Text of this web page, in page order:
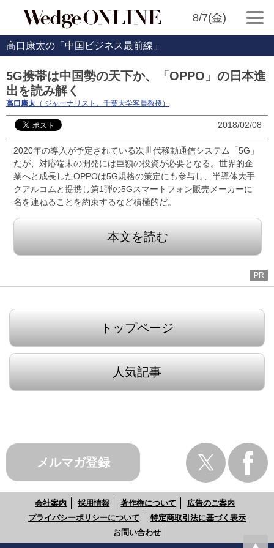
8/7(金)
高口康太の「中国ビジネス最前線」
5G携帯は中国勢の天下か、「OPPO」の日本進
出を読み解く
高口康太 （ ジャーナリスト、千葉大学客員教授）
2018/02/08
2020年の導入が予定されている次世代移動通信システム「5G」
だが、対応端末の開発には巨額の投資が必要となる。世界的企
業へと成長したOPPOは5G規格の策定にも参与し、半導体大手
クアルコムと提携し第1弾の5Gスマートフォン販売メーカーに
名を連ねることを約束するなど積極的だ。
本文を読む
PR
トップページ
人気記事
メルマガ登録
会社案内 採用情報 著作権について
広告のご案内
プライバシーポリシーについて
特定商取引法に基づく表示
お問い合わせ